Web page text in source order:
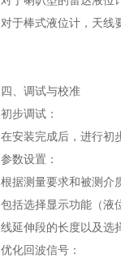
对于棒式液位计，天线
四、调试与校准
初步调试：
在安装完成后，进行初
参数设置：
根据测量要求和被测介
包括选择显示功能（液
线延伸段的长度以及选
优化回波信号：